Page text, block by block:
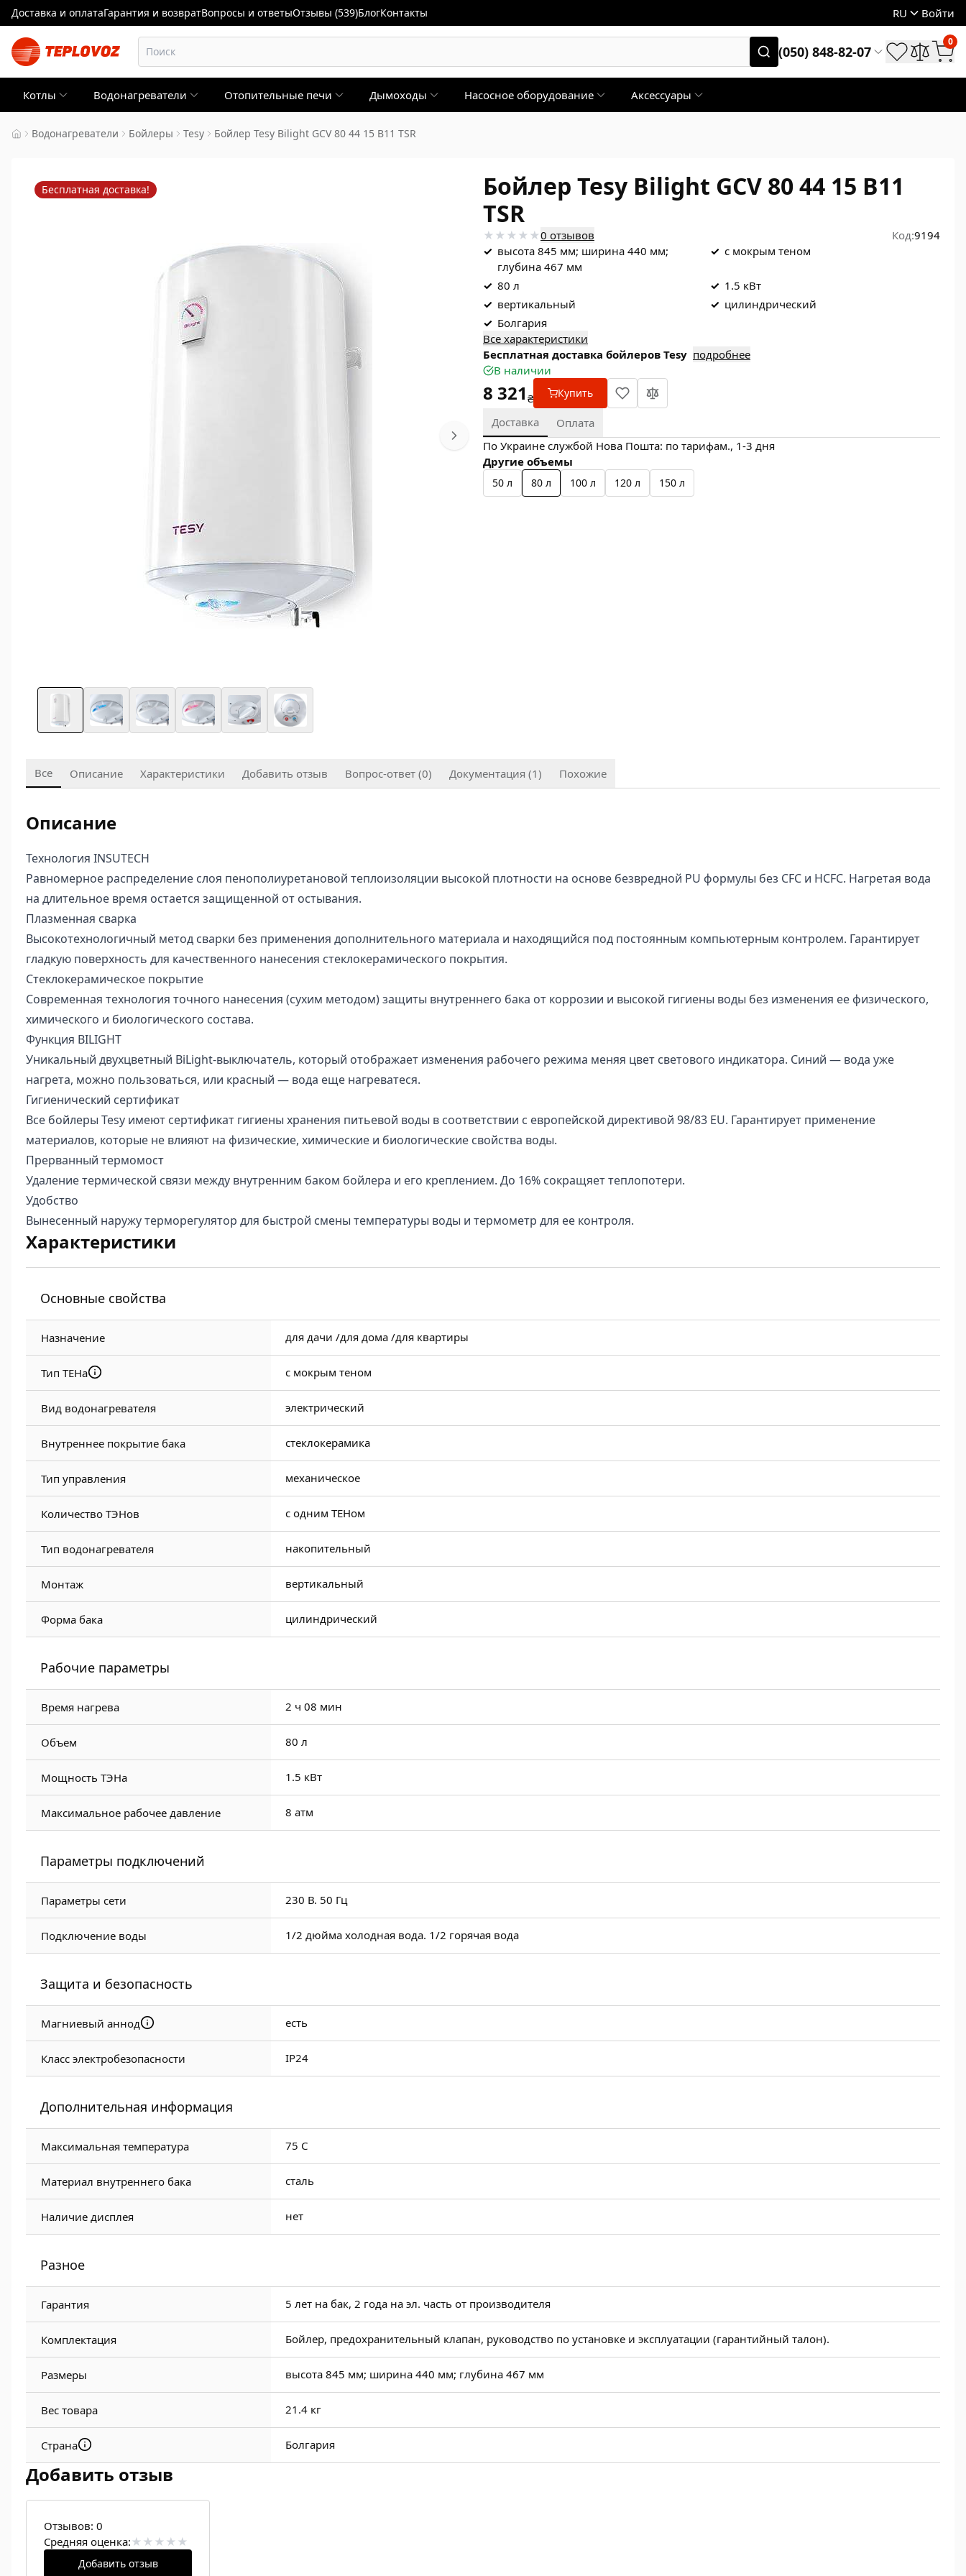
Доставка и оплатаГарантия и возвратВопросы и ответыОтзывы (539)БлогКонтакты RU Войти
(050) 848-82-07
0
Котлы Водонагреватели Отопительные печи Дымоходы Насосное оборудование Аксессуары
Водонагреватели Бойлеры Tesy Бойлер Tesy Bilight GCV 80 44 15 B11 TSR
Бесплатная доставка!
Бойлер Tesy Bilight GCV 80 44 15 B11
TSR
0 отзывов Код:9194
✓ высота 845 мм; ширина 440 мм;
глубина 467 мм
✓ с мокрым теном
✓ 80 л ✓ 1.5 кВт
✓ вертикальный ✓ цилиндрический
✓ Болгария
Все характеристики
Бесплатная доставка бойлеров Tesy подробнее
В наличии
8 321 ₴ Купить
Доставка
Оплата
По Украине службой Нова Пошта: по тарифам., 1-3 дня
Другие объемы
50 л 80 л 100 л 120 л 150 л
Все Описание Характеристики Добавить отзыв Вопрос-ответ (0) Документация (1) Похожие
Описание
Технология INSUTECH
Равномерное распределение слоя пенополиуретановой теплоизоляции высокой плотности на основе безвредной PU формулы без CFC и HCFC. Нагретая вода
на длительное время остается защищенной от остывания.
Плазменная сварка
Высокотехнологичный метод сварки без применения дополнительного материала и находящийся под постоянным компьютерным контролем. Гарантирует
гладкую поверхность для качественного нанесения стеклокерамического покрытия.
Стеклокерамическое покрытие
Современная технология точного нанесения (сухим методом) защиты внутреннего бака от коррозии и высокой гигиены воды без изменения ее физического,
химического и биологического состава.
Функция BILIGHT
Уникальный двухцветный BiLight-выключатель, который отображает изменения рабочего режима меняя цвет светового индикатора. Синий — вода уже
нагрета, можно пользоваться, или красный — вода еще нагреватеся.
Гигиенический сертификат
Все бойлеры Tesy имеют сертификат гигиены хранения питьевой воды в соответствии с европейской директивой 98/83 EU. Гарантирует применение
материалов, которые не влияют на физические, химические и биологические свойства воды.
Прерванный термомост
Удаление термической связи между внутренним баком бойлера и его креплением. До 16% сокращяет теплопотери.
Удобство
Вынесенный наружу терморегулятор для быстрой смены температуры воды и термометр для ее контроля.
Характеристики
Основные свойства
Назначение для дачи /для дома /для квартиры
Тип ТЕНа с мокрым теном
Вид водонагревателя электрический
Внутреннее покрытие бака стеклокерамика
Тип управления механическое
Количество ТЭНов с одним ТЕНом
Тип водонагревателя накопительный
Монтаж вертикальный
Форма бака цилиндрический
Рабочие параметры
Время нагрева 2 ч 08 мин
Объем 80 л
Мощность ТЭНа 1.5 кВт
Максимальное рабочее давление 8 атм
Параметры подключений
Параметры сети 230 В. 50 Гц
Подключение воды 1/2 дюйма холодная вода. 1/2 горячая вода
Защита и безопасность
Магниевый аннод есть
Класс электробезопасности IP24
Дополнительная информация
Максимальная температура 75 C
Материал внутреннего бака сталь
Наличие дисплея нет
Разное
Гарантия 5 лет на бак, 2 года на эл. часть от производителя
Комплектация Бойлер, предохранительный клапан, руководство по установке и эксплуатации (гарантийный талон).
Размеры высота 845 мм; ширина 440 мм; глубина 467 мм
Вес товара 21.4 кг
Страна Болгария
Добавить отзыв
Отзывов: 0
Средняя оценка:
Добавить отзыв